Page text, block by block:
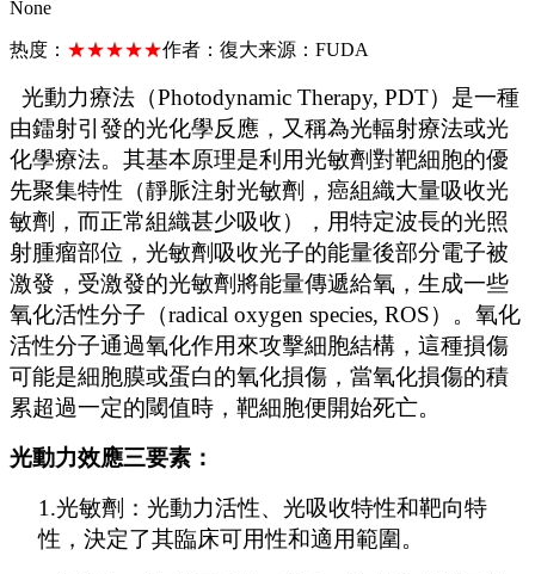
None
热度： ★★★★★作者： 復大来源： FUDA
光動力療法（Photodynamic Therapy, PDT）是一種
由鐳射引發的光化學反應，又稱為光輻射療法或光
化學療法。其基本原理是利用光敏劑對靶細胞的優
先聚集特性（靜脈注射光敏劑，癌組織大量吸收光
敏劑，而正常組織甚少吸收），用特定波長的光照
射腫瘤部位，光敏劑吸收光子的能量後部分電子被
激發，受激發的光敏劑將能量傳遞給氧，生成一些
氧化活性分子（radical oxygen species, ROS）。氧化
活性分子通過氧化作用來攻擊細胞結構，這種損傷
可能是細胞膜或蛋白的氧化損傷，當氧化損傷的積
累超過一定的閾值時，靶細胞便開始死亡。
光動力效應三要素：
1.光敏劑：光動力活性、光吸收特性和靶向特
性，決定了其臨床可用性和適用範圍。